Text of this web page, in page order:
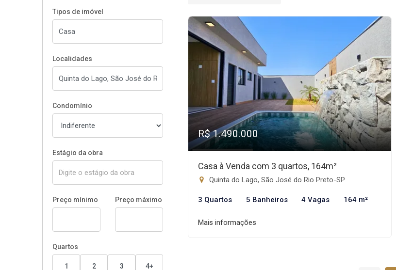
Tipos de imóvel
Localidades
Condomínio
Estágio da obra
Preço mínimo Preço máximo
Quartos
1 2 3 4+
R$ 1.490.000
Casa à Venda com 3 quartos, 164m²
Quinta do Lago, São José do Rio Preto-SP
3 Quartos 5 Banheiros 4 Vagas 164 m²
Mais informações